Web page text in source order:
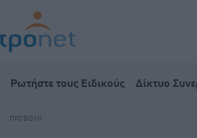
Ρωτήστε τους Ειδικούς Δίκτυο